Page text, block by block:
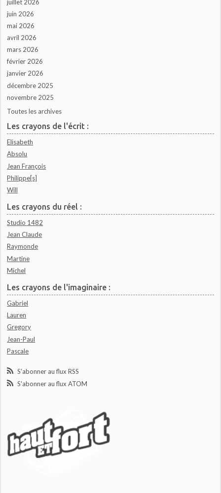
juillet 2026
juin 2026
mai 2026
avril 2026
mars 2026
février 2026
janvier 2026
décembre 2025
novembre 2025
Toutes les archives
Les crayons de l'écrit :
Elisabeth
Absolu
Jean François
Philippe[s]
Will
Les crayons du réel :
Studio 1482
Jean Claude
Raymonde
Martine
Michel
Les crayons de l'imaginaire :
Gabriel
Lauren
Gregory
Jean-Paul
Pascale
S'abonner au flux RSS
S'abonner au flux ATOM